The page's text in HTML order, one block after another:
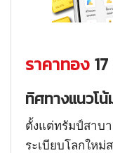
ราคาทอง
ทิศทางแนวโ
ตั้งแต่ทรัมป์สาบ
ระเบียบโลกใหม่